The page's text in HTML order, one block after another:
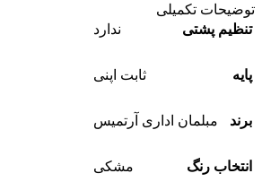
توضیحات تکمیلی
تنظیم پشتی
ندارد
پایه ثابت اپنی
برند مبلمان اداری آرتمیس
انتخاب رنگ مشکی